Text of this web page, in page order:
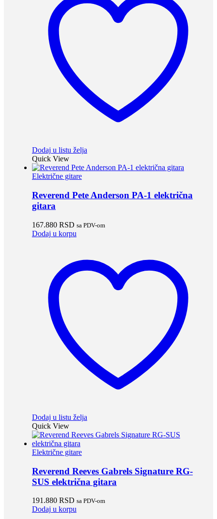
Dodaj u listu želja
Quick View
Električne gitare
Reverend Pete Anderson PA-1 električna
gitara
167.880 RSD sa PDV-om
Dodaj u korpu
Dodaj u listu želja
Quick View
Električne gitare
Reverend Reeves Gabrels Signature RG-
SUS električna gitara
191.880 RSD sa PDV-om
Dodaj u korpu